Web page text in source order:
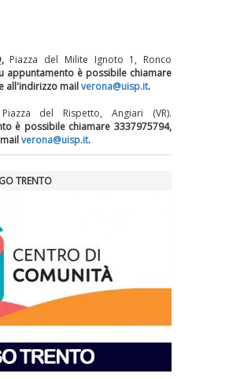
Piazza del Milite Ignoto 1, Ronco
appuntamento è possibile chiamare
all'indirizzo mailverona@uisp.it.
Piazza del Rispetto, Angiari (VR).
è possibile chiamare 3337975794,
verona@uisp.it.
TRENTO